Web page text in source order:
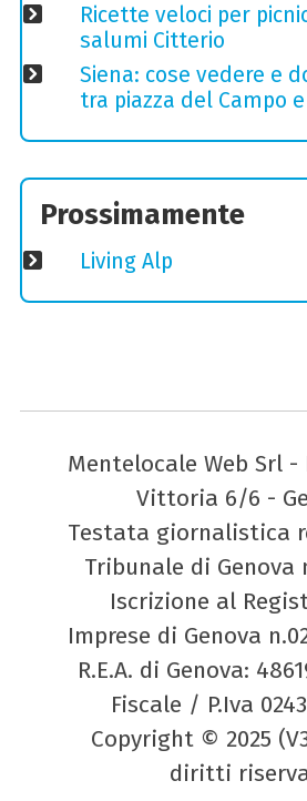
Ricette veloci per
salumi Citterio
Siena: cose vedere e
tra piazza del Campo e
Prossimamente
Living Alp
Mentelocale Web Srl -
Vittoria 6/6 -
Testata giornalistica
Tribunale di Genova
Iscrizione al
Imprese di Genova
R.E.A. di Genova:
Fiscale / P.Iva
Copyright © 2025
diritti